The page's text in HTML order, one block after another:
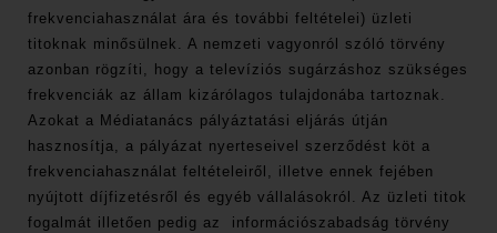
frekvenciahasználat ára és további feltételei) üzleti
titoknak minősülnek. A nemzeti vagyonról szóló törvény
azonban rögzíti, hogy a televíziós sugárzáshoz szükséges
frekvenciák az állam kizárólagos tulajdonába tartoznak.
Azokat a Médiatanács pályáztatási eljárás útján
hasznosítja, a pályázat nyerteseivel szerződést köt a
frekvenciahasználat feltételeiről, illetve ennek fejében
nyújtott díjfizetésről és egyéb vállalásokról. Az üzleti titok
fogalmát illetően pedig az információszabadság törvény